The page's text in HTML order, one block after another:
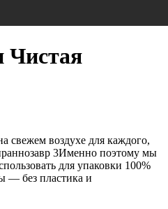
Чистая
свежем воздухе для каждого,
3Именно поэтому мы
для упаковки 100%
— без пластика и